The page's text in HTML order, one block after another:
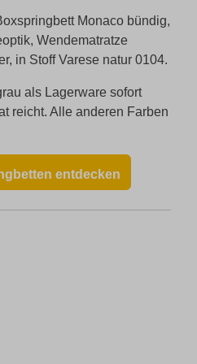
Monaco bündig,
Wendematratze
in Stoff Varese natur 0104.
als Lagerware sofort
reicht. Alle anderen Farben
entdecken